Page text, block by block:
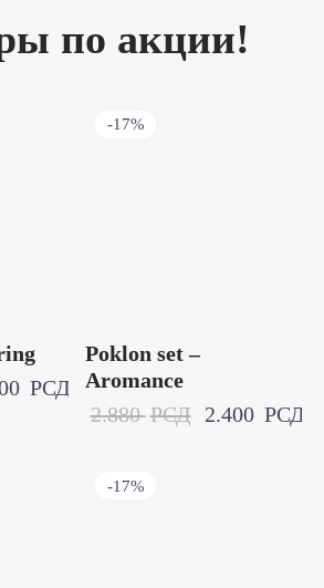
по акции!
РСД
-17%
Poklon set –
Aromance
2.880РСД 2.400 РСД
-17%